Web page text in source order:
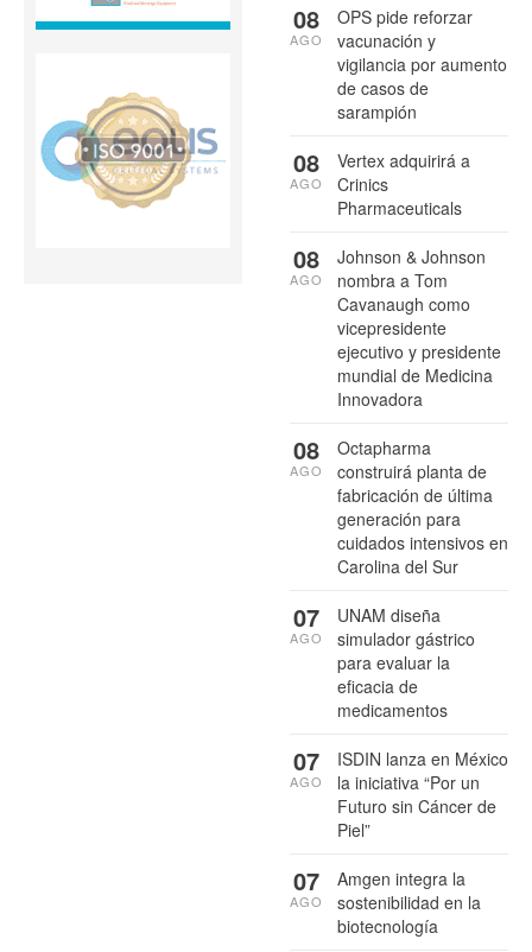
OPS pide reforzar
vacunación y
vigilancia por aumento
de casos de
sarampión
08
AGO
Vertex adquirirá a
Crinics
Pharmaceuticals
08
AGO
Johnson & Johnson
nombra a Tom
Cavanaugh como
vicepresidente
ejecutivo y presidente
mundial de Medicina
Innovadora
08
AGO
Octapharma
construirá planta de
fabricación de última
generación para
cuidados intensivos en
Carolina del Sur
08
AGO
UNAM diseña
simulador gástrico
para evaluar la
eficacia de
medicamentos
07
AGO
ISDIN lanza en México
la iniciativa “Por un
Futuro sin Cáncer de
Piel”
07
AGO
Amgen integra la
sostenibilidad en la
biotecnología
07
AGO